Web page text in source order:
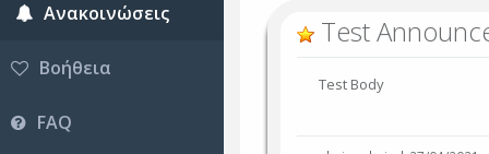
Ανακοινώσεις
Βοήθεια
FAQ
Test
Test Body